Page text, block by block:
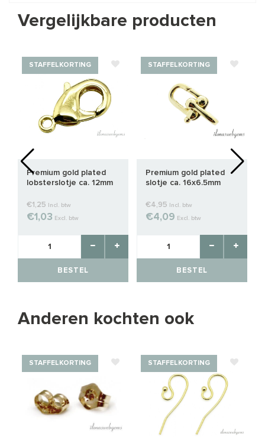
Vergelijkbare producten
STAFFELKORTING
Premium gold plated
lobsterslotje ca. 12mm
€1,25 Incl. btw
€1,03 Excl. btw
BESTEL
STAFFELKORTING
Premium gold plated
slotje ca. 16x6.5mm
€4,95 Incl. btw
€4,09 Excl. btw
BESTEL
Anderen kochten ook
STAFFELKORTING STAFFELKORTING